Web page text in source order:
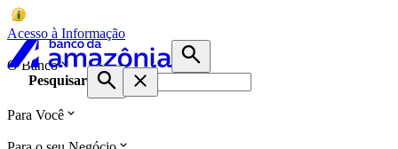
Acesso à Informação
O Banco
Pesquisar
Para Você